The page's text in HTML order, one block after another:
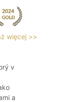
więcej >>
v
a